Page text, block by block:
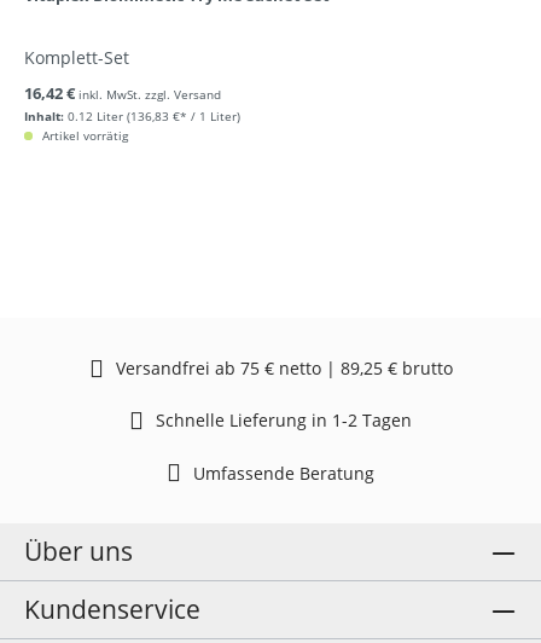
Komplett-Set
Inhalt: 0.12 Liter (136,83 €* / 1 Liter)
16,42 € inkl. MwSt. zzgl. Versand
Artikel vorrätig
Versandfrei ab 75 € netto | 89,25 € brutto
Schnelle Lieferung in 1-2 Tagen
Umfassende Beratung
Über uns
Kundenservice